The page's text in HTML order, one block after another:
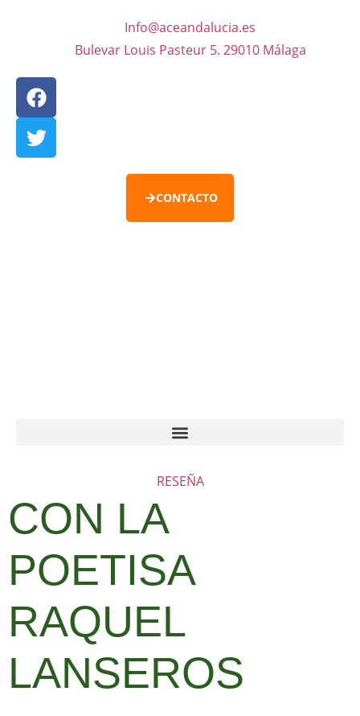
Info@aceandalucia.es
Bulevar Louis Pasteur 5. 29010 Málaga
CONTACTO
RESEÑA
CON LA
POETISA
RAQUEL
LANSEROS